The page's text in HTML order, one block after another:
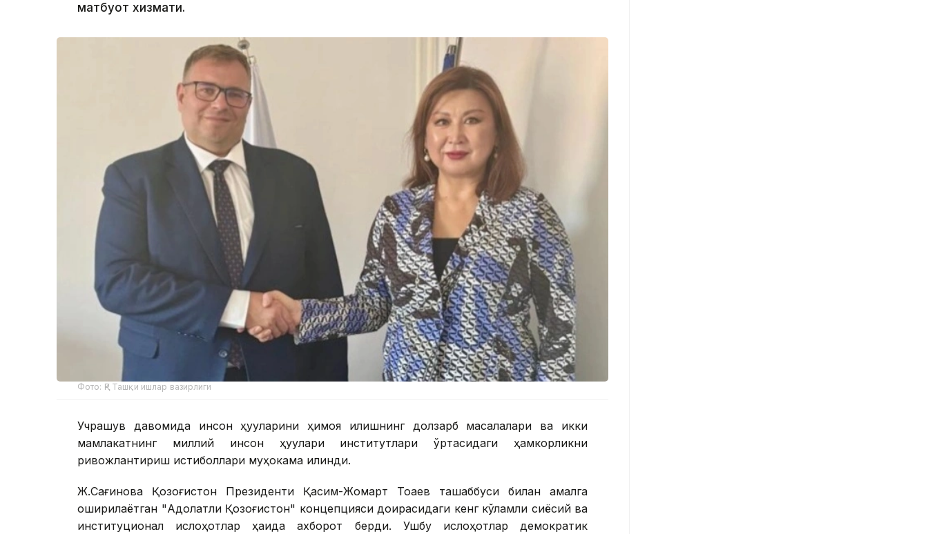
матбуот хизмати.
Фото: ҚР Ташқи ишлар вазирлиги
Учрашув давомида инсон ҳуқуқларини ҳимоя қилишнинг долзарб масалалари ва икки
мамлакатнинг миллий инсон ҳуқуқлари институтлари ўртасидаги ҳамкорликни
ривожлантириш истиқболлари муҳокама қилинди.
Ж.Сағинова Қозоғистон Президенти Қасим-Жомарт Тоқаев ташаббуси билан амалга
оширилаётган "Адолатли Қозоғистон" концепцияси доирасидаги кенг кўламли сиёсий ва
институционал ислоҳотлар ҳақида ахборот берди. Ушбу ислоҳотлар демократик